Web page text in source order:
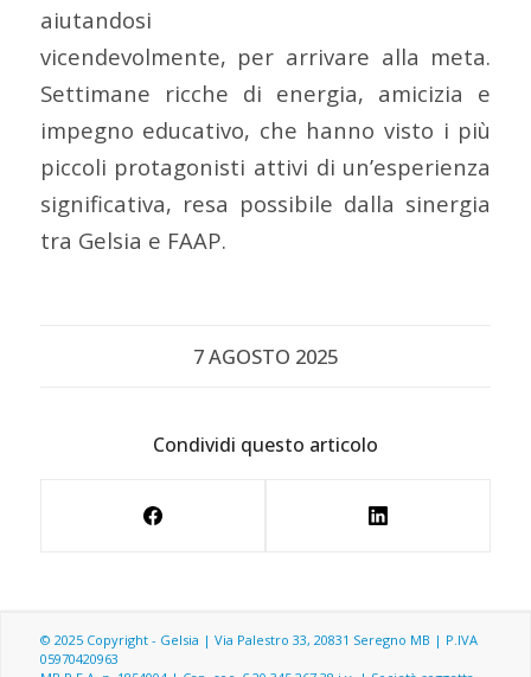
aiutandosi
vicendevolmente, per arrivare alla meta.
Settimane ricche di energia, amicizia e
impegno educativo, che hanno visto i più
piccoli protagonisti attivi di un’esperienza
significativa, resa possibile dalla sinergia
tra Gelsia e FAAP.
7 AGOSTO 2025
Condividi questo articolo
© 2025 Copyright - Gelsia | Via Palestro 33, 20831 Seregno MB | P.IVA
05970420963